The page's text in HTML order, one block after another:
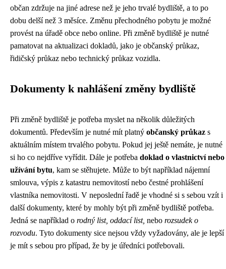
občan zdržuje na jiné adrese než je jeho trvalé bydliště, a to po
dobu delší než 3 měsíce. Změnu přechodného pobytu je možné
provést na úřadě obce nebo online. Při změně bydliště je nutné
pamatovat na aktualizaci dokladů, jako je občanský průkaz,
řidičský průkaz nebo technický průkaz vozidla.
Dokumenty k nahlášení změny bydliště
Při změně bydliště je potřeba myslet na několik důležitých
dokumentů. Především je nutné mít platný občanský průkaz s
aktuálním místem trvalého pobytu. Pokud jej ještě nemáte, je nutné
si ho co nejdříve vyřídit. Dále je potřeba doklad o vlastnictví nebo
užívání bytu, kam se stěhujete. Může to být například nájemní
smlouva, výpis z katastru nemovitostí nebo čestné prohlášení
vlastníka nemovitosti. V neposlední řadě je vhodné si s sebou vzít i
další dokumenty, které by mohly být při změně bydliště potřeba.
Jedná se například o rodný list, oddací list, nebo rozsudek o
rozvodu. Tyto dokumenty sice nejsou vždy vyžadovány, ale je lepší
je mít s sebou pro případ, že by je úředníci potřebovali.